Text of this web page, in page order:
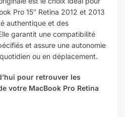
Pro 15″ Retina 2012 et 2013
authentique et des
garantit une compatibilité
et assure une autonomie
ou en déplacement.
pour retrouver les
votre MacBook Pro Retina